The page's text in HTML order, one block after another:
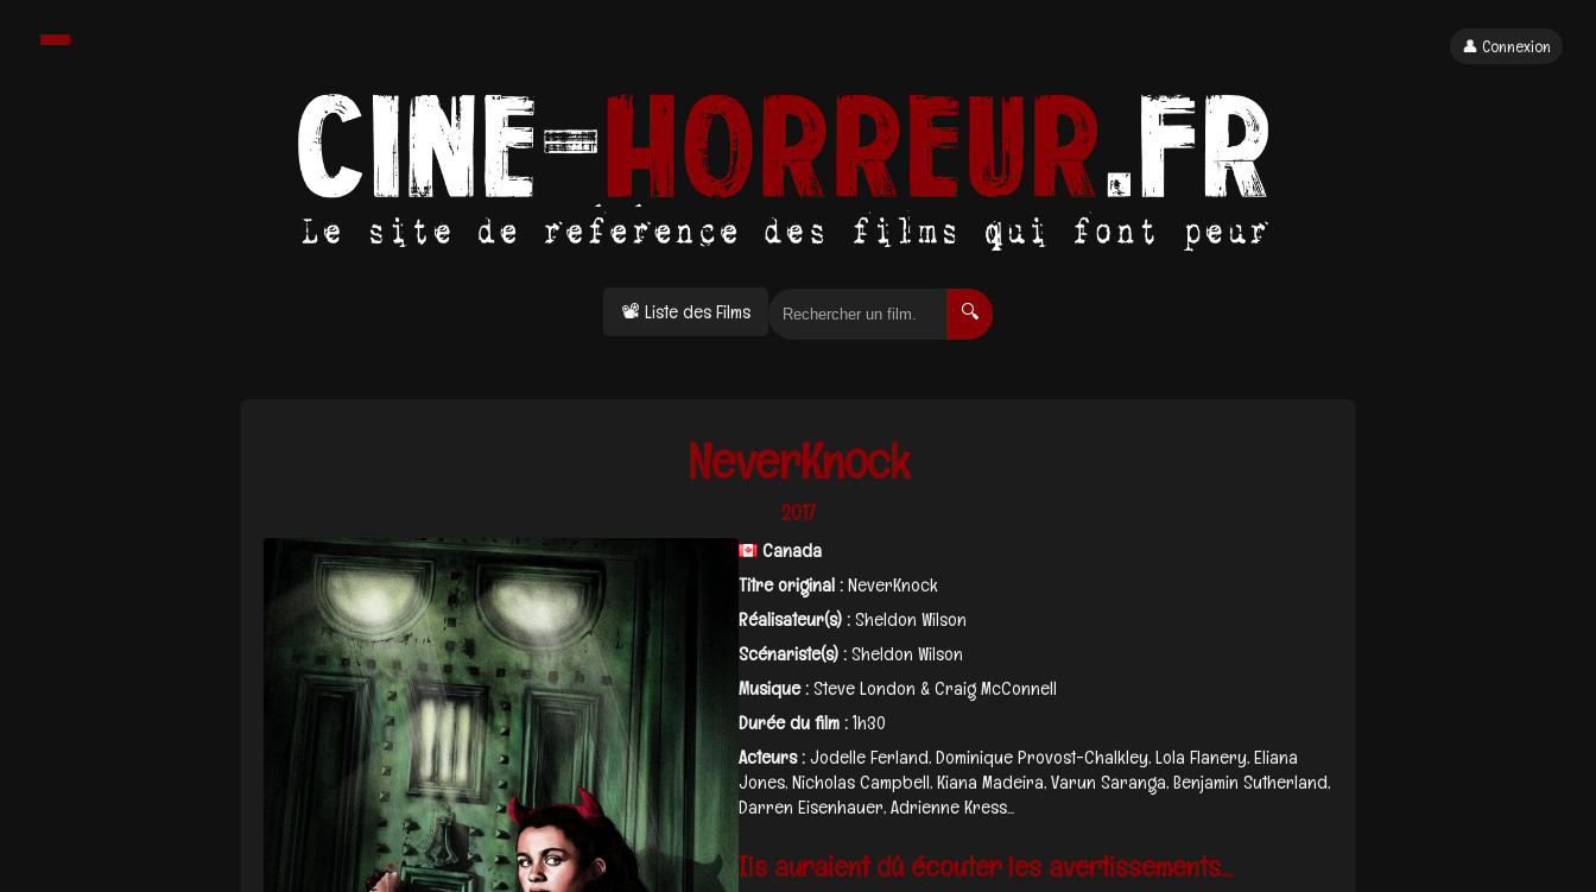
📽 Liste des Films 🔍
👤 Connexion
NeverKnock
2017
Canada
Titre original :NeverKnock
Réalisateur(s) :Sheldon Wilson
Scénariste(s) :Sheldon Wilson
Musique :Steve London & Craig McConnell
Durée du film :1h30
Acteurs :Jodelle Ferland, Dominique Provost-Chalkley, Lola Flanery, Eliana
Jones, Nicholas Campbell, Kiana Madeira, Varun Saranga, Benjamin Sutherland,
Darren Eisenhauer, Adrienne Kress...
Ils auraient dû écouter les avertissements…